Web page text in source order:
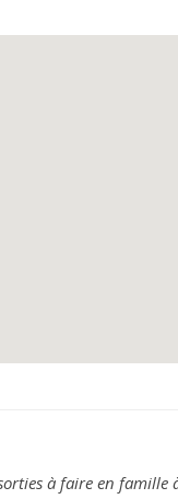
à faire en famille